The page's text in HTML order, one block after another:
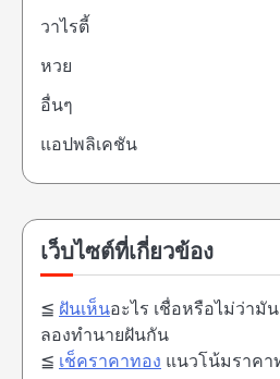
วาไรตี้
หวย
อื่นๆ
แอปพลิเคชัน
เว็บไซต์ที่เกี่ยวข้อง
≦ ฝันเห็นอะไร เชื่อหรือไม่ว่ามั
ลองทำนายฝันกัน
≦ เช็คราคาทอง แนวโน้มราคา